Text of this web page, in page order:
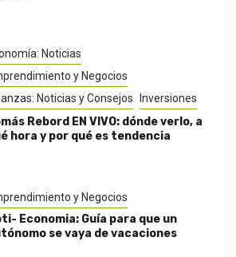
Noticias
y Negocios
Noticias y Consejos
Inversiones
Rebord EN VIVO: dónde verlo, a
hora y por qué es tendencia
y Negocios
Economia: Guía para que un
se vaya de vacaciones